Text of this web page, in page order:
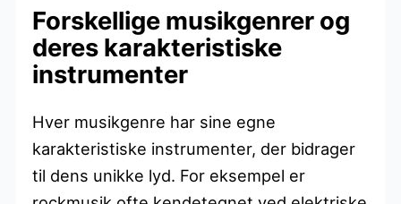
Forskellige musikgenrer og
deres karakteristiske
instrumenter
Hver musikgenre har sine egne
karakteristiske instrumenter, der bidrager
til dens unikke lyd. For eksempel er